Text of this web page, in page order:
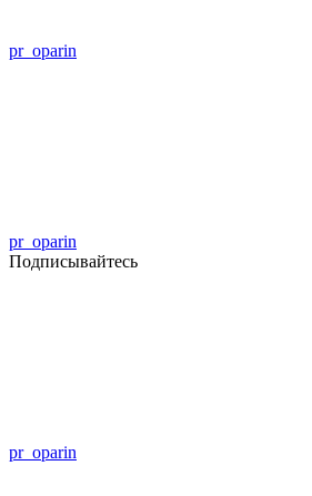
pr_oparin
pr_oparin
Подписывайтесь
pr_oparin